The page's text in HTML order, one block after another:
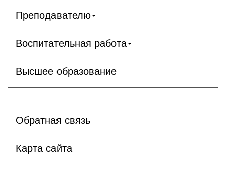
Преподавателю
Воспитательная работа
Высшее образование
Обратная связь
Карта сайта